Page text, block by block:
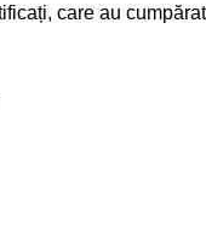
care au